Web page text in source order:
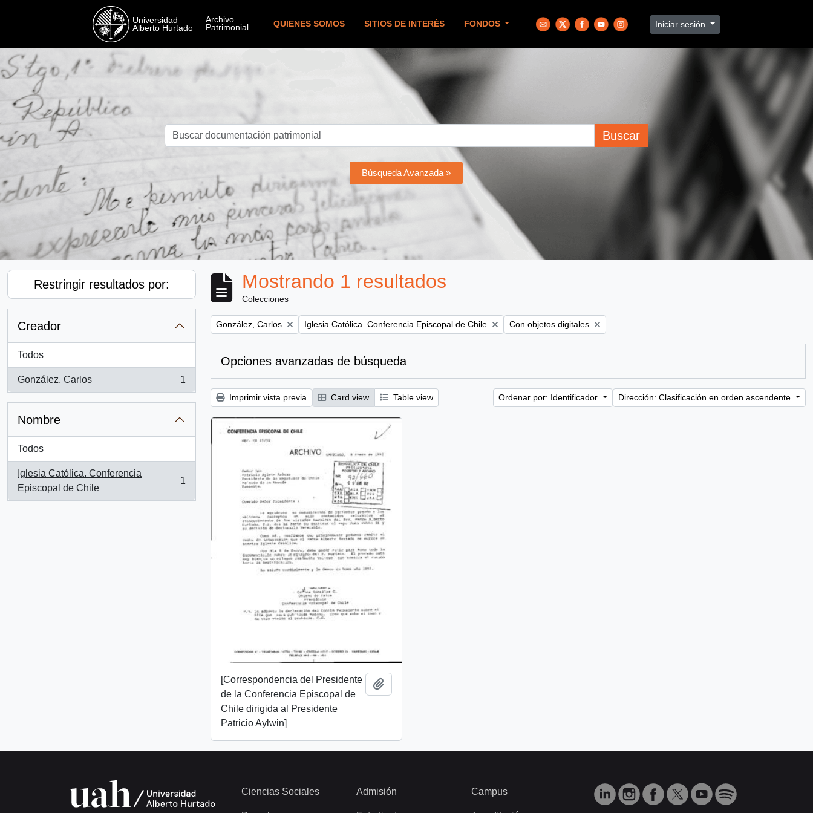
QUIENES SOMOS SITIOS DE INTERÉS FONDOS Iniciar sesión
Buscar
Búsqueda Avanzada »
Restringir resultados por:
Creador
Todos
González, Carlos
, 1 resultados
1
Nombre
Todos
Iglesia Católica. Conferencia
Episcopal de Chile
, 1 resultados
1
Mostrando 1 resultados
Colecciones
Remove filter:
González, Carlos Remove filter:
Iglesia Católica. Conferencia Episcopal de Chile Remove filter:
Con objetos digitales
Opciones avanzadas de búsqueda
Imprimir vista previa Card view Table view Ordenar por: Identificador Dirección: Clasificación en orden ascendente
[Correspondencia del Presidente
de la Conferencia Episcopal de
Chile dirigida al Presidente
Patricio Aylwin]
Ciencias Sociales Admisión Campus